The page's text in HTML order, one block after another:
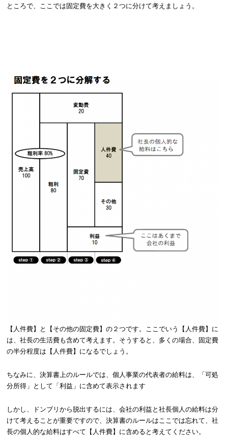
ところで、ここでは固定費を大きく２つに分けて考えましょう。
【人件費】と【その他の固定費】の２つです。ここでいう【人件費】に
は、社長の生活費も含めて考えます。そうすると、多くの場合、固定費
の半分程度は【人件費】になるでしょう。
ちなみに、決算書上のルールでは、個人事業の代表者の給料は、「可処
分所得」として「利益」に含めて表示されます
しかし、ドンブリから脱出するには、会社の利益と社長個人の給料は分
けて考えることが重要ですので、決算書のルールはここでは忘れて、社
長の個人的な給料はすべて【人件費】に含めると考えてください。